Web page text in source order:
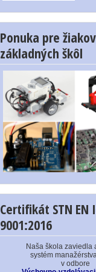
Ponuka pre žiakov
základných škôl
Certifikát STN EN
9001:2016
Naša škola zaviedla
systém
v odbore